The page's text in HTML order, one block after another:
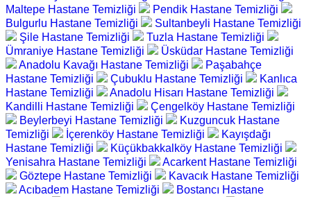
Maltepe Hastane Temizliği
Pendik Hastane Temizliği
Bulgurlu Hastane Temizliği
Sultanbeyli Hastane Temizliği
Şile Hastane Temizliği
Tuzla Hastane Temizliği
Ümraniye Hastane Temizliği
Üsküdar Hastane Temizliği
Anadolu Kavağı Hastane Temizliği
Paşabahçe
Hastane Temizliği
Çubuklu Hastane Temizliği
Kanlıca
Hastane Temizliği
Anadolu Hisarı Hastane Temizliği
Kandilli Hastane Temizliği
Çengelköy Hastane Temizliği
Beylerbeyi Hastane Temizliği
Kuzguncuk Hastane
Temizliği
İçerenköy Hastane Temizliği
Kayışdağı
Hastane Temizliği
Küçükbakkalköy Hastane Temizliği
Yenisahra Hastane Temizliği
Acarkent Hastane Temizliği
Göztepe Hastane Temizliği
Kavacık Hastane Temizliği
Acıbadem Hastane Temizliği
Bostancı Hastane